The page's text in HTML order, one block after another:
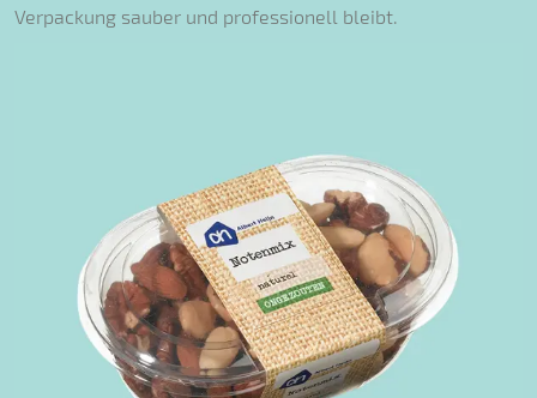
Verpackung sauber und professionell bleibt.